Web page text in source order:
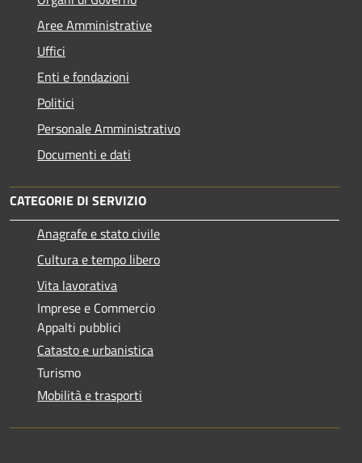
Aree Amministrative
Uffici
Enti e fondazioni
Politici
Personale Amministrativo
Documenti e dati
CATEGORIE DI SERVIZIO
Anagrafe e stato civile
Cultura e tempo libero
Vita lavorativa
Imprese e Commercio
Appalti pubblici
Catasto e urbanistica
Turismo
Mobilità e trasporti